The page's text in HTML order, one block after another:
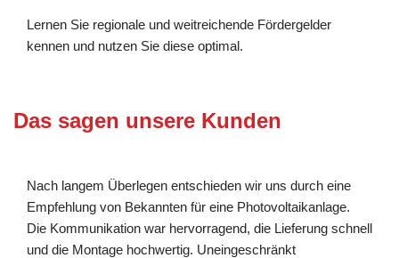
Lernen Sie regionale und weitreichende Fördergelder
kennen und nutzen Sie diese optimal.
Das sagen unsere Kunden
Nach langem Überlegen entschieden wir uns durch eine
Empfehlung von Bekannten für eine Photovoltaikanlage.
Die Kommunikation war hervorragend, die Lieferung schnell
und die Montage hochwertig. Uneingeschränkt